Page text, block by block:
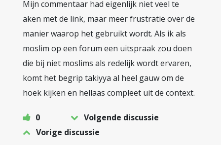
Mijn commentaar had eigenlijk niet veel te
aken met de link, maar meer frustratie over de
manier waarop het gebruikt wordt. Als ik als
moslim op een forum een uitspraak zou doen
die bij niet moslims als redelijk wordt ervaren,
komt het begrip takiyya al heel gauw om de
hoek kijken en hellaas compleet uit de context.
0
Volgende discussie
Vorige discussie